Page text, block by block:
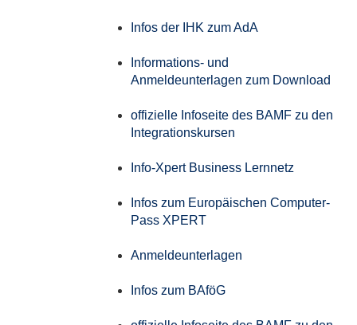
Infos der IHK zum AdA
Informations- und
Anmeldeunterlagen zum Download
offizielle Infoseite des BAMF zu den
Integrationskursen
Info-Xpert Business Lernnetz
Infos zum Europäischen Computer-
Pass XPERT
Anmeldeunterlagen
Infos zum BAföG